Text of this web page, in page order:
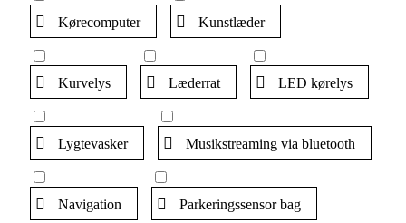
Kørecomputer Kunstlæder
Kurvelys Læderrat LED kørelys
Lygtevasker Musikstreaming via bluetooth
Navigation Parkeringssensor bag